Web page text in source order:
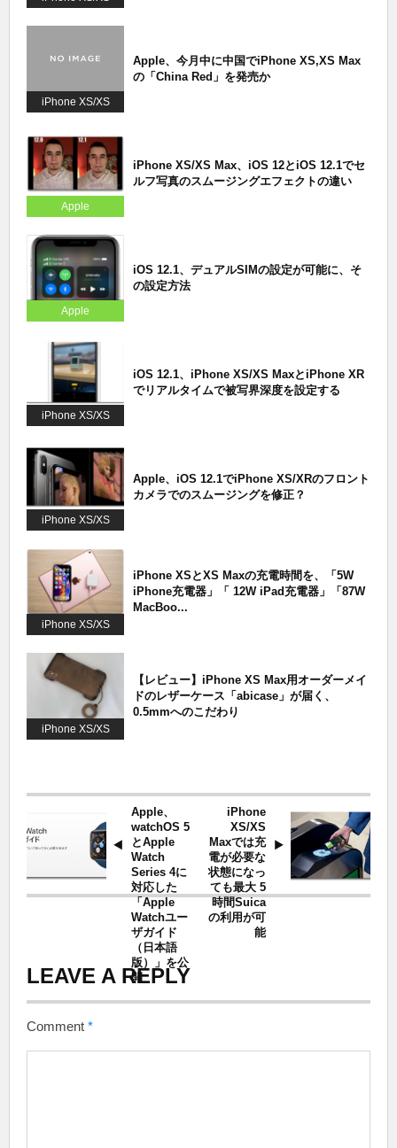
iPhone XS/XS
Apple、今月中に中国でiPhone XS,XS Max
の「China Red」を発売か
Apple
iPhone XS/XS Max、iOS 12とiOS 12.1でセ
ルフ写真のスムージングエフェクトの違い
Apple
iOS 12.1、デュアルSIMの設定が可能に、そ
の設定方法
iPhone XS/XS
iOS 12.1、iPhone XS/XS MaxとiPhone XR
でリアルタイムで被写界深度を設定する
iPhone XS/XS
Apple、iOS 12.1でiPhone XS/XRのフロント
カメラでのスムージングを修正？
iPhone XS/XS
iPhone XSとXS Maxの充電時間を、「5W
iPhone充電器」「 12W iPad充電器」「87W
MacBoo...
iPhone XS/XS
【レビュー】iPhone XS Max用オーダーメイ
ドのレザーケース「abicase」が届く、
0.5mmへのこだわり
Apple、
watchOS 5
とApple
Watch
Series 4に
対応した
「Apple
Watchユー
ザガイド
（日本語
版）」を公
開
iPhone
XS/XS
Maxでは充
電が必要な
状態になっ
ても最大 5
時間Suica
の利用が可
能
LEAVE A REPLY
Comment *